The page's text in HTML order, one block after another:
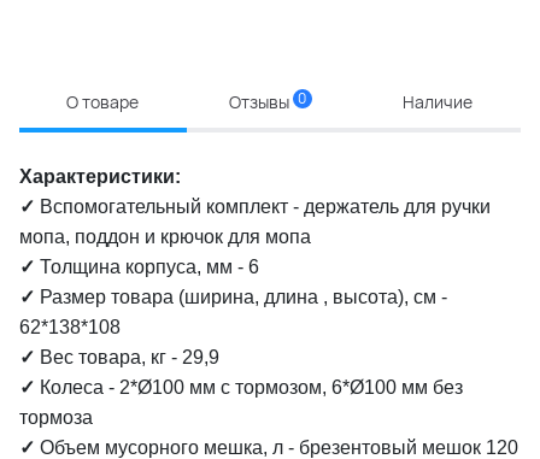
О товаре Отзывы 0 Наличие
Характеристики:
✓ Вспомогательный комплект - держатель для ручки
мопа, поддон и крючок для мопа
✓ Толщина корпуса, мм - 6
✓ Размер товара (ширина, длина , высота), см -
62*138*108
✓ Вес товара, кг - 29,9
✓ Колеса - 2*Ø100 мм с тормозом, 6*Ø100 мм без
тормоза
✓ Объем мусорного мешка, л - брезентовый мешок 120